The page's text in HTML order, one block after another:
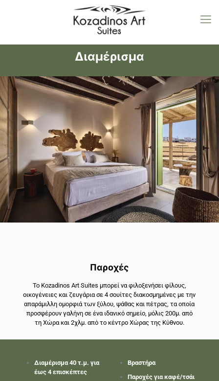
Διαμέρισμα
Παροχές
Το Kozadinos Art Suites μπορεί να φιλοξενήσει φίλους,
οικογένειες και ζευγάρια σε 4 σουίτες διακοσμημένες με την
απαράμιλλη ομορφιά των ξύλου, ψάθας και πέτρας, τα οποία
προσφέρουν γαλήνη σε ένα ιδανικό σημείο, μόλις 200μ. από
τη Χώρα και 2χλμ. από το κέντρο Χώρας της Κύθνου.
Διαμέρισμα 40 τ.μ. για
έως 4 επισκέπτες
Βραστήρα
Παροχές για καφέ/τσάι